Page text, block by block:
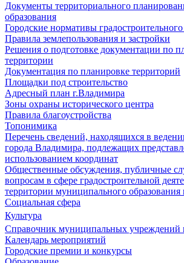
Документы территориального
образования
Городские нормативы
Правила землепользования и застройки
Решения о подготовке документации по
территории
Документация по планировке территорий
Площадки под строительство
Адресный план г.Владимира
Зоны охраны исторического центра
Правила благоустройства
Топонимика
Перечень сведений, находящихся в
города Владимира, подлежащих
использованием координат
Общественные обсуждения, публичные
вопросам в сфере градостроительной
территории муниципального
Социальная сфера
Культура
Справочник муниципальных учреждений
Календарь мероприятий
Городские премии и конкурсы